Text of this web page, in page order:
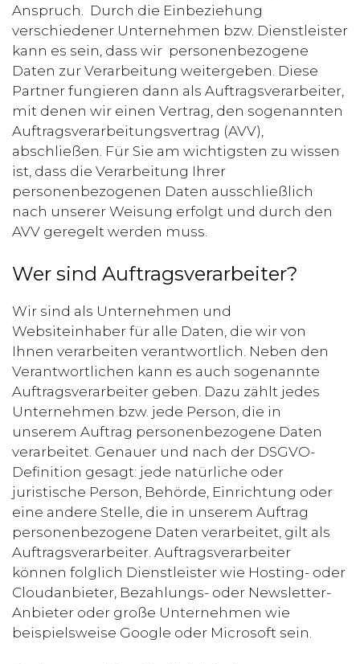
Anspruch. Durch die Einbeziehung
verschiedener Unternehmen bzw. Dienstleister
kann es sein, dass wir personenbezogene
Daten zur Verarbeitung weitergeben. Diese
Partner fungieren dann als Auftragsverarbeiter,
mit denen wir einen Vertrag, den sogenannten
Auftragsverarbeitungsvertrag (AVV),
abschließen. Für Sie am wichtigsten zu wissen
ist, dass die Verarbeitung Ihrer
personenbezogenen Daten ausschließlich
nach unserer Weisung erfolgt und durch den
AVV geregelt werden muss.
Wer sind Auftragsverarbeiter?
Wir sind als Unternehmen und
Websiteinhaber für alle Daten, die wir von
Ihnen verarbeiten verantwortlich. Neben den
Verantwortlichen kann es auch sogenannte
Auftragsverarbeiter geben. Dazu zählt jedes
Unternehmen bzw. jede Person, die in
unserem Auftrag personenbezogene Daten
verarbeitet. Genauer und nach der DSGVO-
Definition gesagt: jede natürliche oder
juristische Person, Behörde, Einrichtung oder
eine andere Stelle, die in unserem Auftrag
personenbezogene Daten verarbeitet, gilt als
Auftragsverarbeiter. Auftragsverarbeiter
können folglich Dienstleister wie Hosting- oder
Cloudanbieter, Bezahlungs- oder Newsletter-
Anbieter oder große Unternehmen wie
beispielsweise Google oder Microsoft sein.